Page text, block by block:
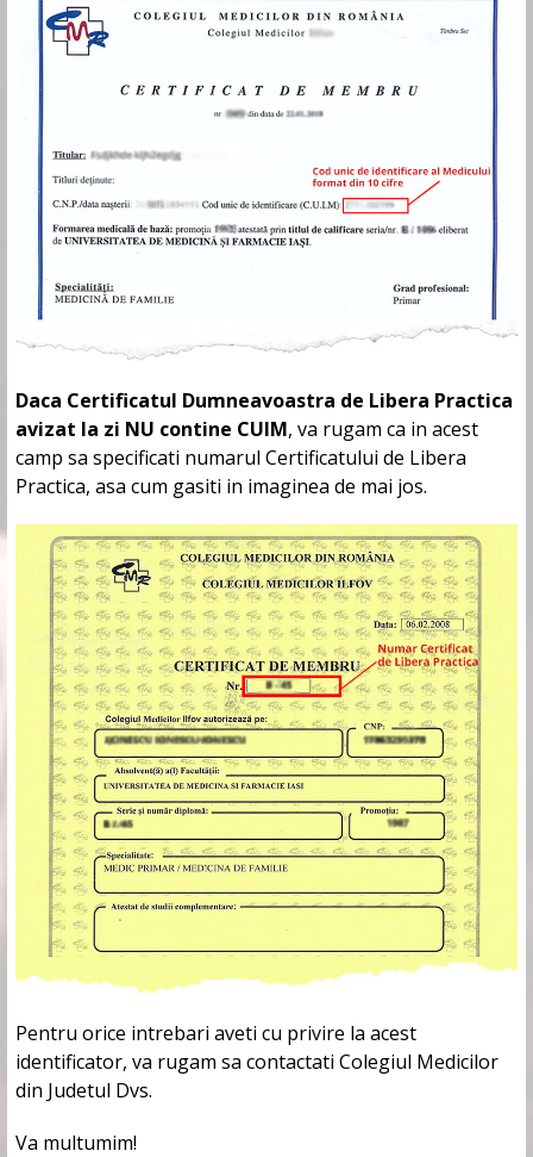
Daca Certificatul Dumneavoastra de Libera Practica
avizat la zi NU contine CUIM, va rugam ca in acest
camp sa specificati numarul Certificatului de Libera
Practica, asa cum gasiti in imaginea de mai jos.
Pentru orice intrebari aveti cu privire la acest
identificator, va rugam sa contactati Colegiul Medicilor
din Judetul Dvs.
Va multumim!